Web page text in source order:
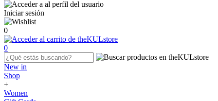
Iniciar sesión
0
0
New in
Shop
+
Women